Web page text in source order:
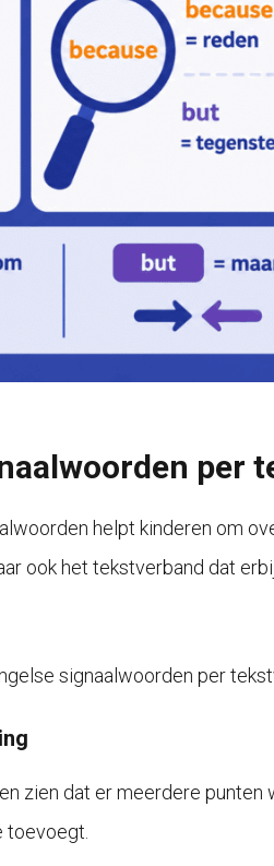
per
helpt kinderen om
ook het tekstverband dat
signaalwoorden per
zien dat er meerdere punten
toevoegt.